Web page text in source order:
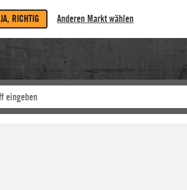
JA, RICHTIG Anderen Markt wählen